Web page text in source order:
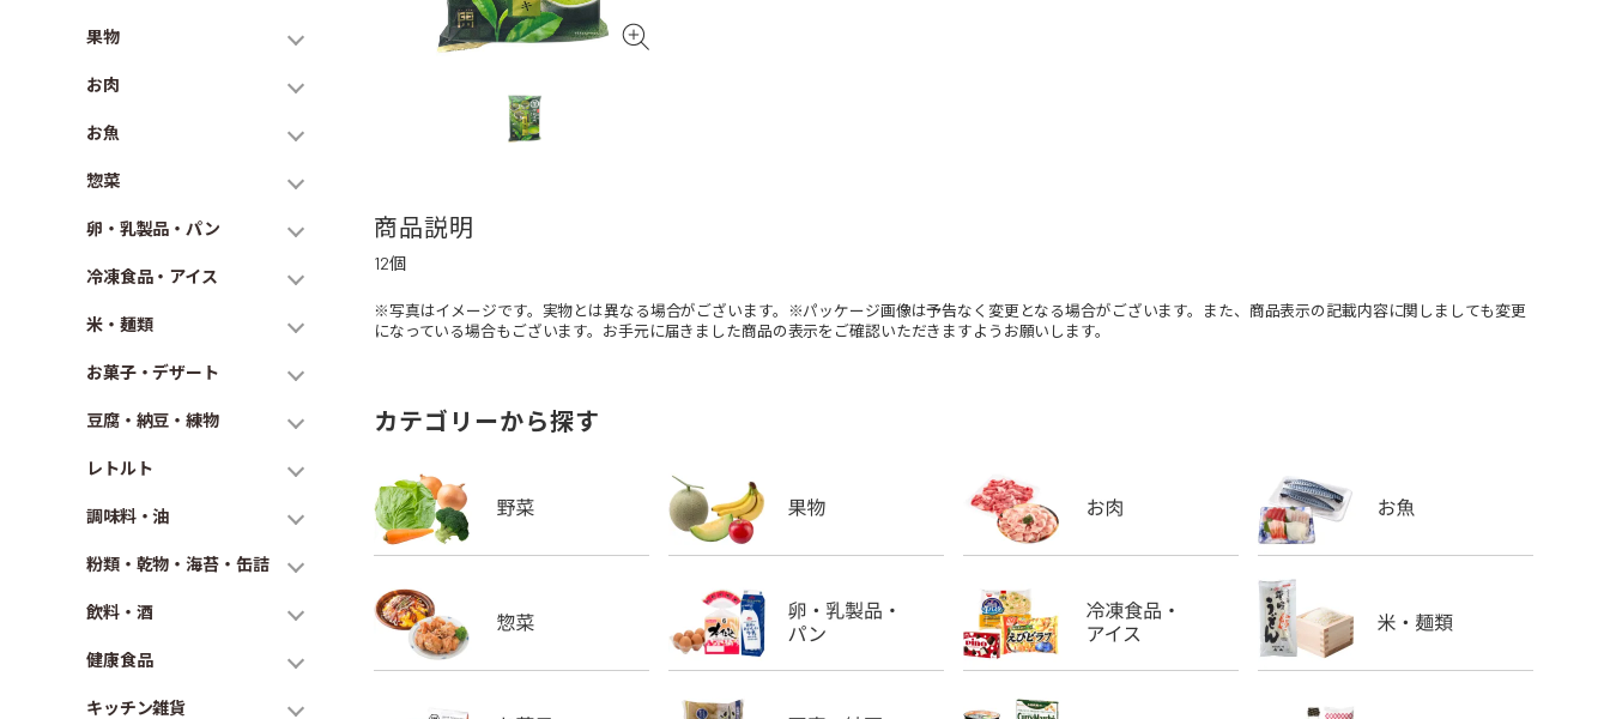
果物
お肉
お魚
惣菜
卵・乳製品・パン
冷凍食品・アイス
米・麺類
お菓子・デザート
豆腐・納豆・練物
レトルト
調味料・油
粉類・乾物・海苔・缶詰
飲料・酒
健康食品
キッチン雑貨
商品説明
12個
※写真はイメージです。実物とは異なる場合がございます。※パッケージ画像は予告なく変更となる場合がございます。また、商品表示の記載内容に関しましても変更
になっている場合もございます。お手元に届きました商品の表示をご確認いただきますようお願いします。
カテゴリーから探す